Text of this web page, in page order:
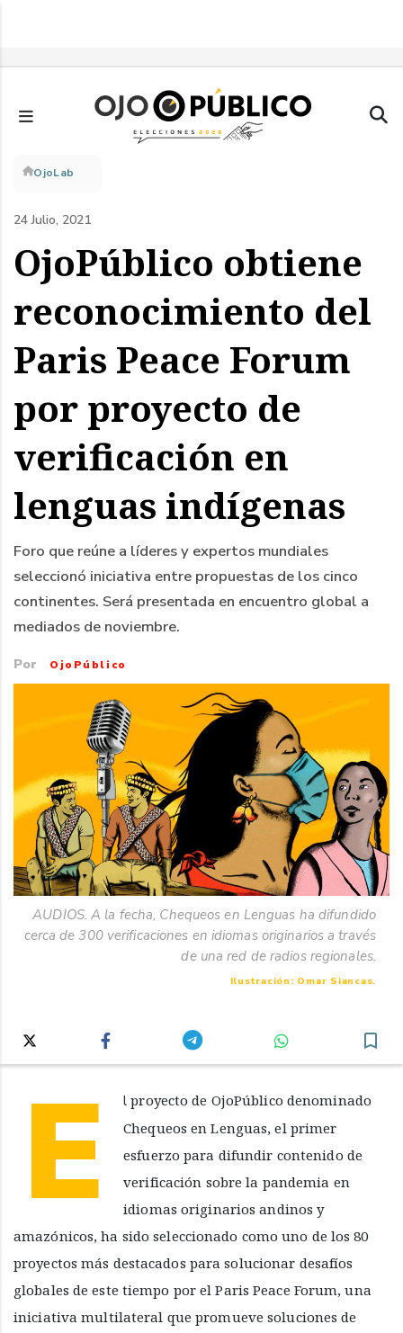
principal
Sobrescribir
enlaces
de
ayuda
a
la
OjoLab
24 Julio, 2021
OjoPúblico obtiene
reconocimiento del
Paris Peace Forum
por proyecto de
verificación en
lenguas indígenas
Foro que reúne a líderes y expertos mundiales
seleccionó iniciativa entre propuestas de los cinco
continentes. Será presentada en encuentro global a
mediados de noviembre.
Por OjoPúblico
AUDIOS. A la fecha, Chequeos en Lenguas ha difundido
cerca de 300 verificaciones en idiomas originarios a través
de una red de radios regionales.
Ilustración: Omar Siancas.
E
l proyecto de OjoPúblico denominado
Chequeos en Lenguas, el primer
esfuerzo para difundir contenido de
verificación sobre la pandemia en
idiomas originarios andinos y
amazónicos, ha sido seleccionado como uno de los 80
proyectos más destacados para solucionar desafíos
globales de este tiempo por el Paris Peace Forum, una
iniciativa multilateral que promueve soluciones de